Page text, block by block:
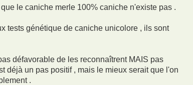
le caniche merle 100% caniche n'existe pas .
tests génétique de caniche unicolore , ils sont
défavorable de les reconnaîtrent MAIS pas
déjà un pas positif , mais le mieux serait que l'on
.